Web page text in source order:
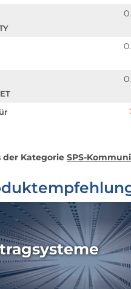
der Kategorie SPS-